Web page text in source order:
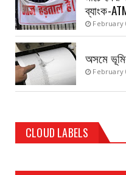
ব্যাংক-
February
অসমে
February
CLOUD LABELS